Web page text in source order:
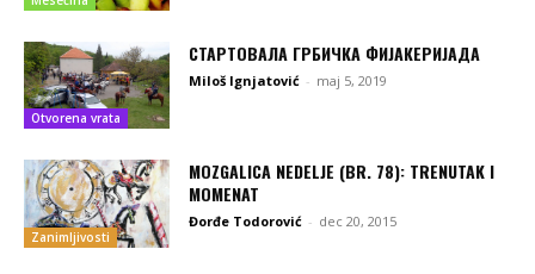
Otvorena vrata
СТАРТОВАЛА ГРБИЧКА ФИЈАКЕРИЈАДА
Miloš Ignjatović - maj 5, 2019
Zanimljivosti
MOZGALICA NEDELJE (BR. 78): TRENUTAK I
MOMENAT
Đorđe Todorović - dec 20, 2015